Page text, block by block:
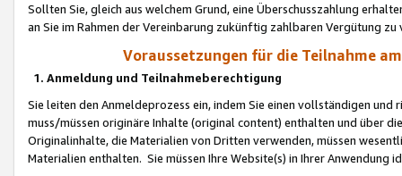
Sollten Sie, gleich aus welchem Grund, eine Überschusszahlung
an Sie im Rahmen der Vereinbarung zukünftig zahlbaren Vergütung zu
Voraussetzungen für die Teilnahme
1. Anmeldung und Teilnahmeberechtigung
Sie leiten den Anmeldeprozess ein, indem Sie einen vollständigen
muss/müssen originäre Inhalte (original content) enthalten und über
Originalinhalte, die Materialien von Dritten verwenden, müssen
Materialien enthalten. Sie müssen Ihre Website(s) in Ihrer Anwendung